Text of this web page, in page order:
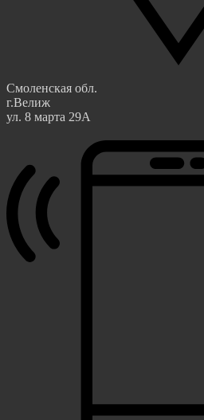
Смоленская обл.
г.Велиж
ул. 8 марта 29А